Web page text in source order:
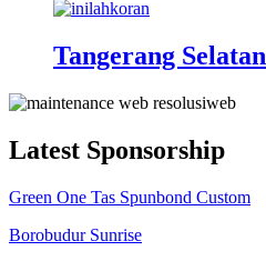
Tangerang Selatan
Latest Sponsorship
Green One Tas Spunbond Custom
Borobudur Sunrise